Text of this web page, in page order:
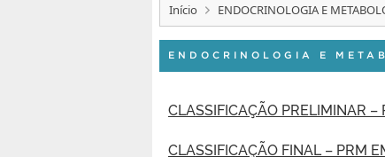
Início ENDOCRINOLOGIA E
ENDOCRINOLOGIA E
CLASSIFICAÇÃO PRELIMINAR
CLASSIFICAÇÃO FINAL – PRM